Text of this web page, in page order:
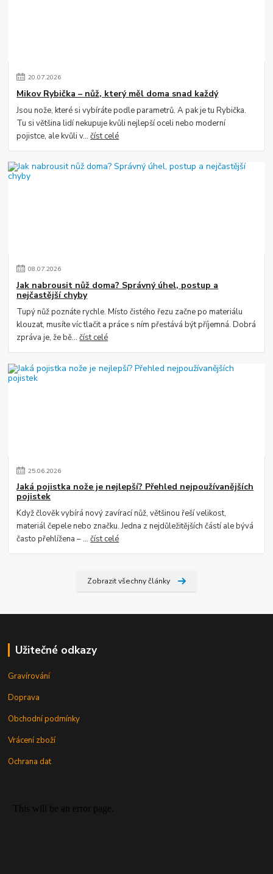
20.07.2026
Mikov Rybička – nůž, který měl doma snad každý
Jsou nože, které si vybíráte podle parametrů. A pak je tu Rybička.
Tu si většina lidí nekupuje kvůli nejlepší oceli nebo moderní
pojistce, ale kvůli v...číst celé
08.07.2026
Jak nabrousit nůž doma? Správný úhel, postup a
nejčastější chyby
Tupý nůž poznáte rychle. Místo čistého řezu začne po materiálu
klouzat, musíte víc tlačit a práce s ním přestává být příjemná. Dobrá
zpráva je, že bě...číst celé
25.06.2026
Jaká pojistka nože je nejlepší? Přehled nejpoužívanějších
pojistek
Když člověk vybírá nový zavírací nůž, většinou řeší velikost,
materiál čepele nebo značku. Jedna z nejdůležitějších částí ale bývá
často přehlížena – ...číst celé
Zobrazit všechny články
Užitečné odkazy
Gravírování
Doprava
Obchodní podmínky
Vrácení zboží
Ochrana dat